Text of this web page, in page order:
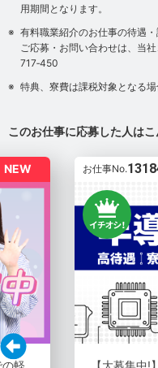
用期間となります。
有料職業紹介のお仕事の待遇
ご応募・お問い合わせは、当
717‐450
特典、寮費は課税対象となる場
このお仕事に応募した人は
NEW
軽
お仕事No.
【大募集